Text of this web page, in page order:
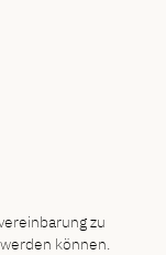
zu
können.